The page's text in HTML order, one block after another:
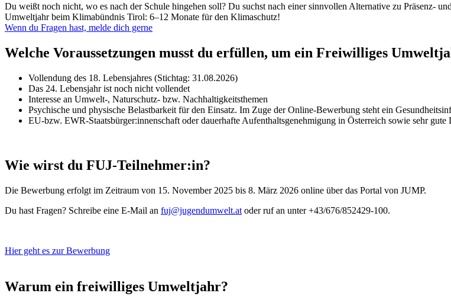
Du weißt noch nicht, wo es nach der Schule hingehen soll? Du suchst nach einer sinnvollen Alternative zu Präsenz-
Umweltjahr beim Klimabündnis Tirol: 6–12 Monate für den Klimaschutz!
Wenn du Fragen hast, melde dich gerne
Welche Voraussetzungen musst du erfüllen, um ein Freiwilliges
Vollendung des 18. Lebensjahres (Stichtag: 31.08.2026)
Das 24. Lebensjahr ist noch nicht vollendet
Interesse an Umwelt-, Naturschutz- bzw. Nachhaltigkeitsthemen
Psychische und physische Belastbarkeit für den Einsatz. Im Zuge der Online-Bewerbung steht ein
EU-bzw. EWR-Staatsbürger:innenschaft oder dauerhafte Aufenthaltsgenehmigung in Österreich sowie sehr gute
Wie wirst du FUJ-Teilnehmer:in?
Die Bewerbung erfolgt im Zeitraum von 15. November 2025 bis 8. März 2026 online über das Portal von JUMP.
Du hast Fragen? Schreibe eine E-Mail an fuj@jugendumwelt.at oder ruf an unter +43/676/852429-100.
Hier geht es zur Bewerbung
Warum ein freiwilliges Umweltjahr?